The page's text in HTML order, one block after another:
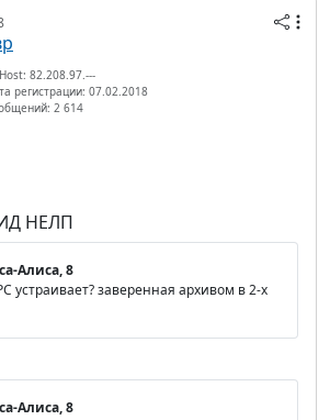
82.208.97.---
регистрации: 07.02.2018
2 614
НЕЛП
Алиса, 8
устраивает? заверенная архивом в 2-х
Алиса, 8